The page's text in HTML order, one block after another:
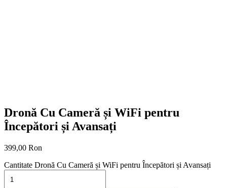
Dronă Cu Cameră și WiFi pentru
Începători și Avansați
399,00 Ron
Cantitate Dronă Cu Cameră și WiFi pentru Începători și Avansați